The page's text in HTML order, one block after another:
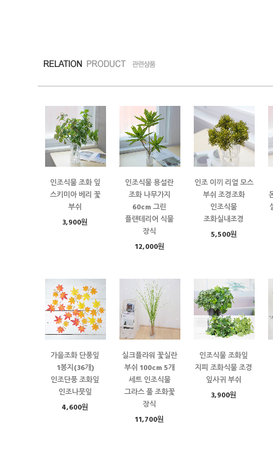
인조식물 조화 잎
스키미아 베리 꽃
부쉬
3,900원
인조식물 용설란
조화 나무가지
60cm 그린
플랜테리어 식물
장식
12,000원
인조 이끼 리얼 모스
부쉬 조경조화
인조식물
조화실내조경
5,500원
가을조화 단풍잎
1봉지(36개)
인조단풍 조화잎
인조나뭇잎
4,600원
실크플라워 꽃실란
부쉬 100cm 5개
세트 인조식물
그라스 풀 조화꽃
장식
11,700원
인조식물 조화잎
지피 조화식물 조경
잎사귀 부쉬
3,900원